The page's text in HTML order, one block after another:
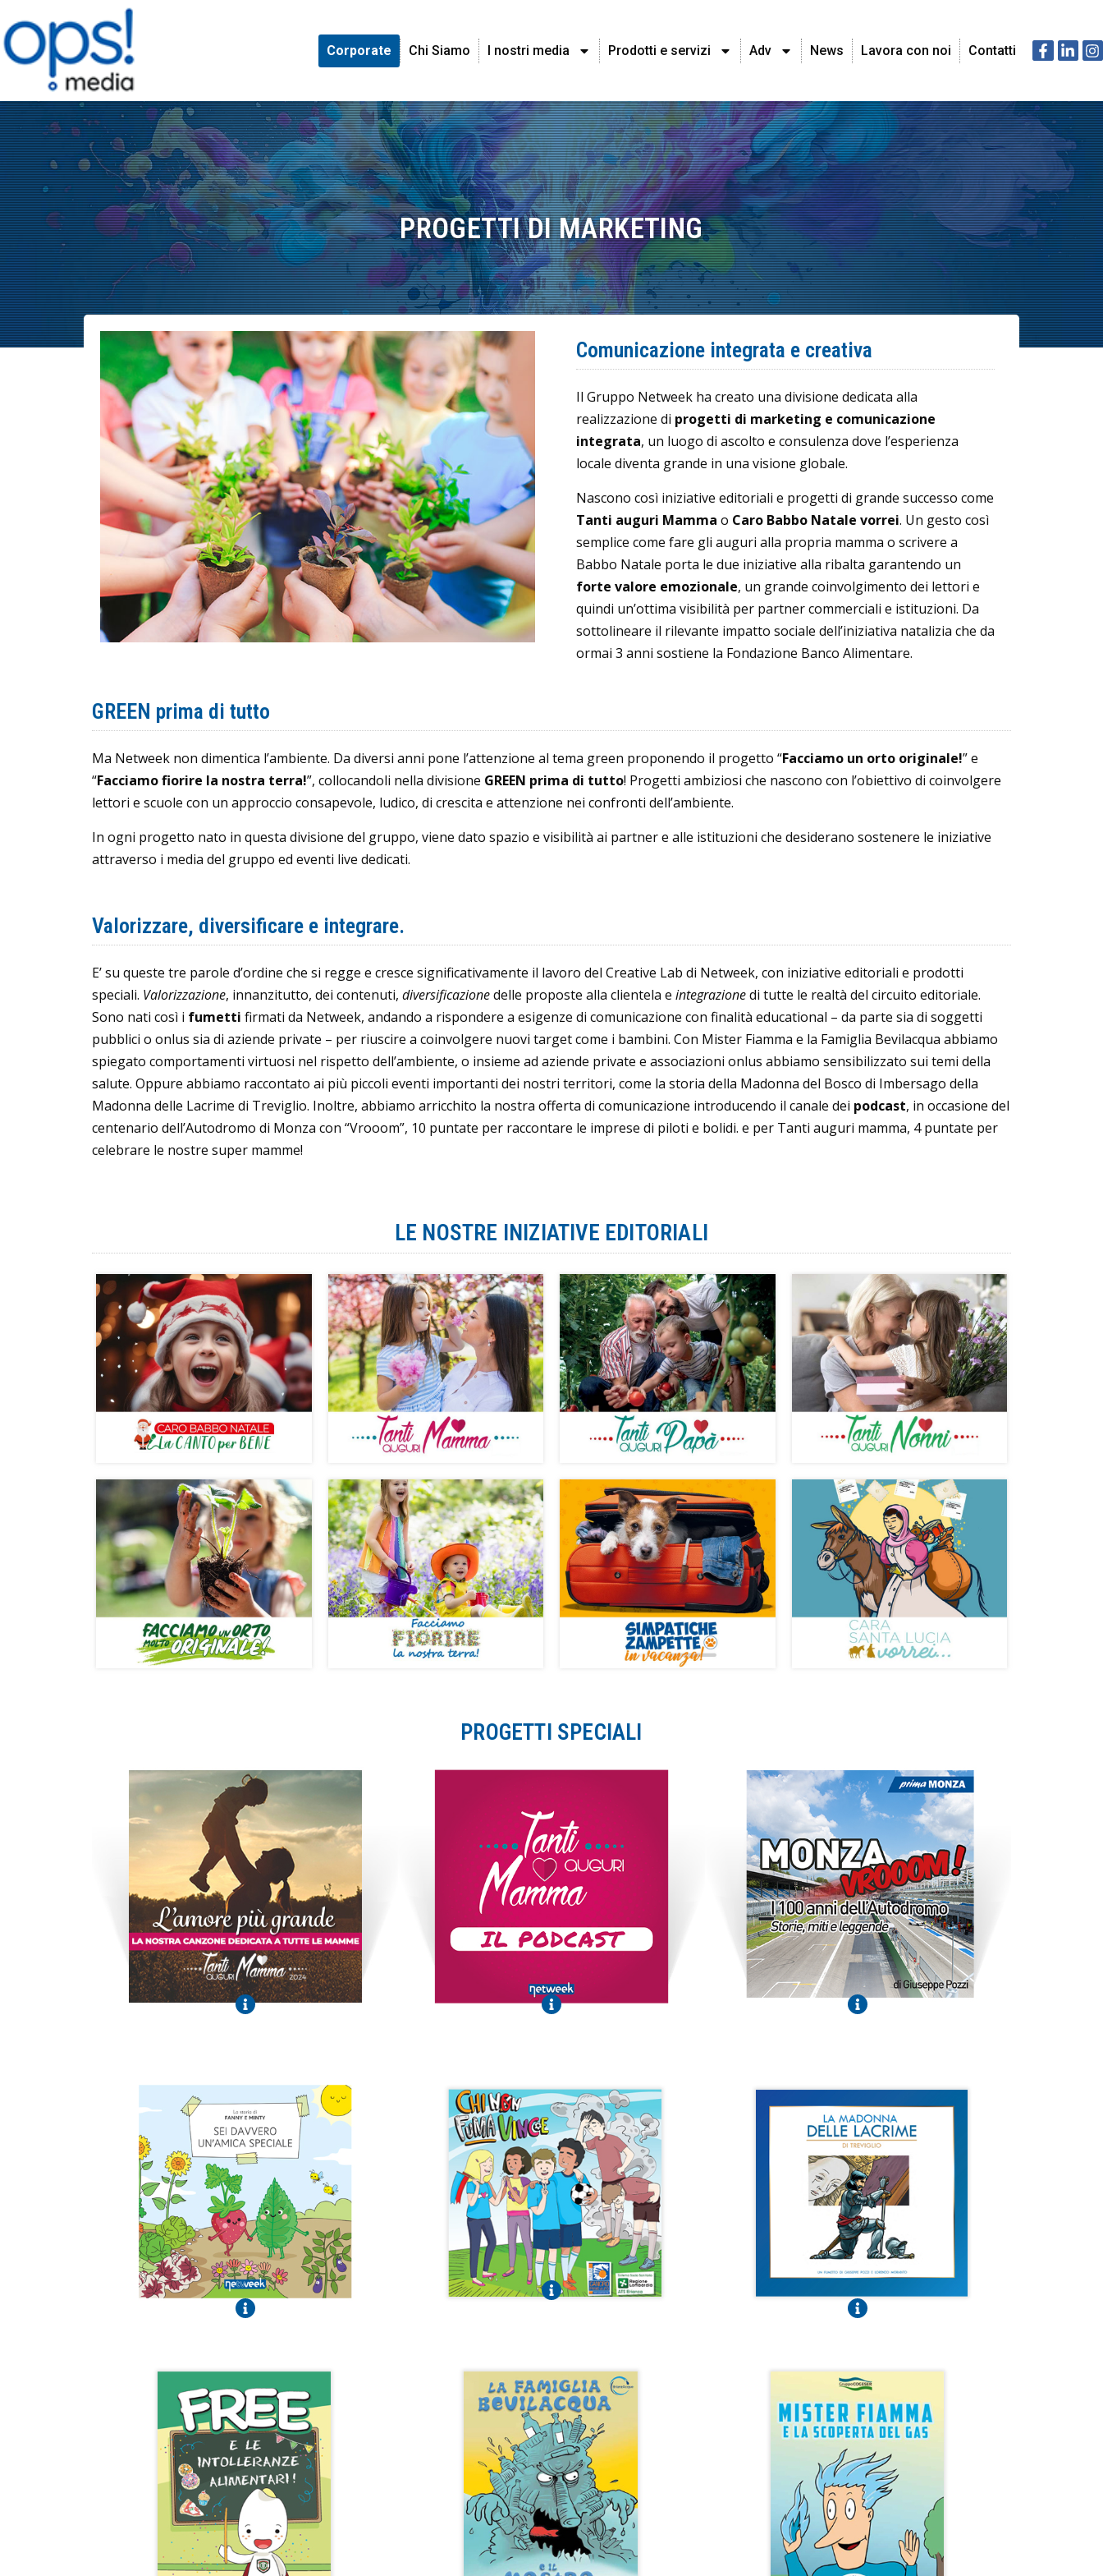
Corporate Chi Siamo I nostri media Prodotti e servizi Adv News Lavora con noi Contatti
PROGETTI DI MARKETING
Comunicazione integrata e creativa
Il Gruppo Netweek ha creato una divisione dedicata alla
realizzazione di progetti di marketing e comunicazione
integrata, un luogo di ascolto e consulenza dove l’esperienza
locale diventa grande in una visione globale.
Nascono così iniziative editoriali e progetti di grande successo come
Tanti auguri Mamma o Caro Babbo Natale vorrei. Un gesto così
semplice come fare gli auguri alla propria mamma o scrivere a
Babbo Natale porta le due iniziative alla ribalta garantendo un
forte valore emozionale, un grande coinvolgimento dei lettori e
quindi un’ottima visibilità per partner commerciali e istituzioni. Da
sottolineare il rilevante impatto sociale dell’iniziativa natalizia che da
ormai 3 anni sostiene la Fondazione Banco Alimentare.
GREEN prima di tutto
Ma Netweek non dimentica l’ambiente. Da diversi anni pone l’attenzione al tema green proponendo il progetto “Facciamo un orto originale!” e
“Facciamo fiorire la nostra terra!”, collocandoli nella divisione GREEN prima di tutto! Progetti ambiziosi che nascono con l’obiettivo di coinvolgere
lettori e scuole con un approccio consapevole, ludico, di crescita e attenzione nei confronti dell’ambiente.
In ogni progetto nato in questa divisione del gruppo, viene dato spazio e visibilità ai partner e alle istituzioni che desiderano sostenere le iniziative
attraverso i media del gruppo ed eventi live dedicati.
Valorizzare, diversificare e integrare.
E’ su queste tre parole d’ordine che si regge e cresce significativamente il lavoro del Creative Lab di Netweek, con iniziative editoriali e prodotti
speciali. Valorizzazione, innanzitutto, dei contenuti, diversificazionedelle proposte alla clientela e integrazionedi tutte le realtà del circuito editoriale.
Sono nati così i fumetti firmati da Netweek, andando a rispondere a esigenze di comunicazione con finalità educational – da parte sia di soggetti
pubblici o onlus sia di aziende private – per riuscire a coinvolgere nuovi target come i bambini. Con Mister Fiamma e la Famiglia Bevilacqua abbiamo
spiegato comportamenti virtuosi nel rispetto dell’ambiente, o insieme ad aziende private e associazioni onlus abbiamo sensibilizzato sui temi della
salute. Oppure abbiamo raccontato ai più piccoli eventi importanti dei nostri territori, come la storia della Madonna del Bosco di Imbersago della
Madonna delle Lacrime di Treviglio. Inoltre, abbiamo arricchito la nostra offerta di comunicazione introducendo il canale dei podcast, in occasione del
centenario dell’Autodromo di Monza con “Vrooom”, 10 puntate per raccontare le imprese di piloti e bolidi. e per Tanti auguri mamma, 4 puntate per
celebrare le nostre super mamme!
LE NOSTRE INIZIATIVE EDITORIALI
PROGETTI SPECIALI
L'amore più grande
Ascolta la canzone dedicata a tutte le
mamme
Buon ascolto
La storia di Fanny e Minty
Fumetto
Scopri
Free e le intolleranze alimentari
Fumetto
Tanti Auguri Mamma
il Podcast
Ascolta i Podcast
Chi non fuma vince
Fumetto
La famiglia Bevilacqua e il mostro di
plastica
Fumetto
Monza VROOOM
Il podcast di prima Monza che celebra i 100
anni dell’autodromo
Ascolta i Podcast
La Madonna delle Lacrime
Fumetto
Scopri
Mister Fiamma e la scoperta del gas
Fumetto